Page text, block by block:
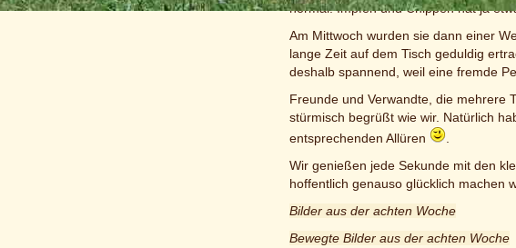
normal. Impfen und Chippen hat ja
Am Mittwoch wurden sie dann einer
lange Zeit auf dem Tisch geduldig
deshalb spannend, weil eine fremde
Freunde und Verwandte, die mehrere
stürmisch begrüßt wie wir. Natürlich
entsprechenden Allüren
Wir genießen jede Sekunde mit den
hoffentlich genauso glücklich machen
Bilder aus der achten Woche
Bewegte Bilder aus der achten Woche